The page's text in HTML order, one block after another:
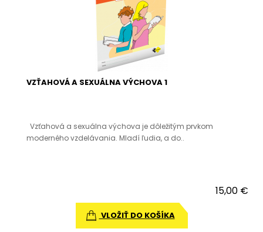
VZŤAHOVÁ A SEXUÁLNA VÝCHOVA 1
Vzťahová a sexuálna výchova je dôležitým prvkom
moderného vzdelávania. Mladí ľudia, a do..
15,00 €
VLOŽIŤ DO KOŠÍKA